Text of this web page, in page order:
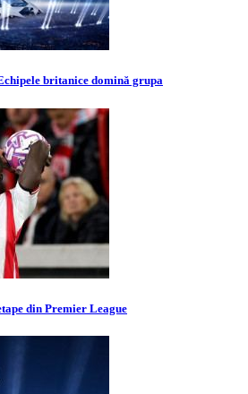
britanice domină grupa
din Premier League